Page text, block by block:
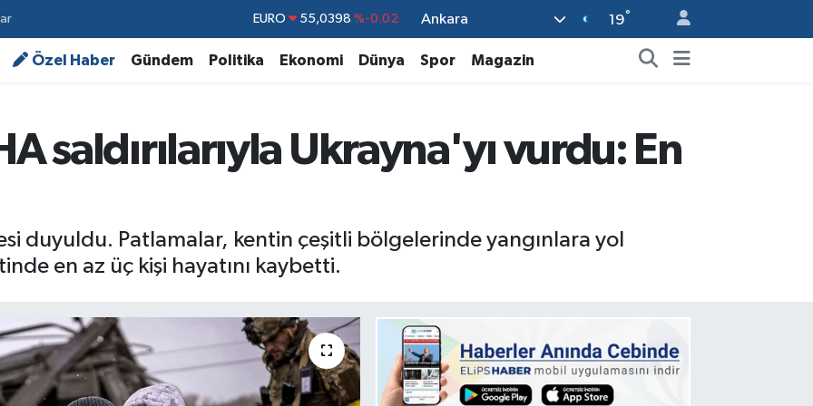
STERLİN 64,1581 %0.16
GRAM ALTIN 6527.85 %0.54
DOLAR 47,5894 %0.08
Ankara 19°
Özel Haber Gündem Politika Ekonomi Dünya Spor Magazin
saldırılarıyla Ukrayna'yı vurdu: En
duyuldu. Patlamalar, kentin çeşitli bölgelerinde yangınlara yol
en az üç kişi hayatını kaybetti.